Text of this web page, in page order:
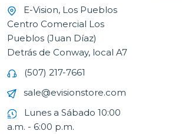
E-Vision, Los Pueblos
Centro Comercial Los
Pueblos (Juan Díaz)
Detrás de Conway, local A7
(507) 217-7661
sale@evisionstore.com
Lunes a Sábado 10:00
a.m. - 6:00 p.m.